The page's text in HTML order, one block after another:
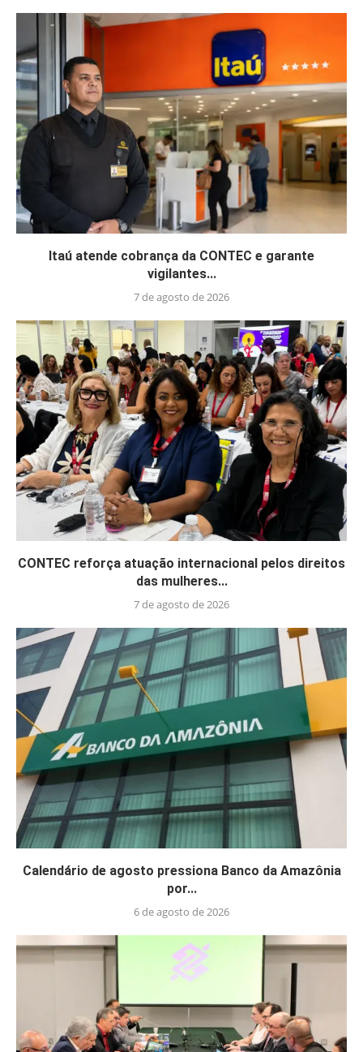
Itaú atende cobrança da CONTEC e garante
vigilantes...
7 de agosto de 2026
CONTEC reforça atuação internacional pelos direitos
das mulheres...
7 de agosto de 2026
Calendário de agosto pressiona Banco da Amazônia
por...
6 de agosto de 2026